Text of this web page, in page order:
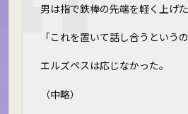
男は指で鉄棒の先端を軽く上げた
「これを置いて話し合うという
エルズペスは応じなかった。
（中略）